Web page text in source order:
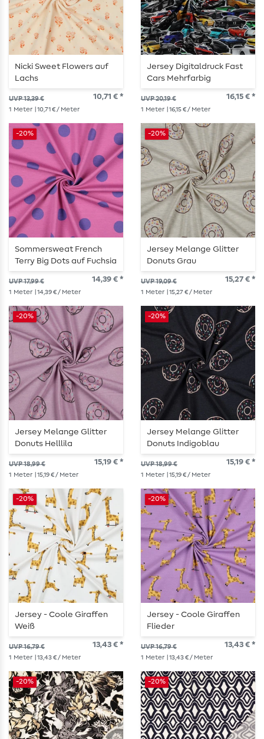
Nicki Sweet Flowers auf
Lachs
UVP 13,39 € 10,71 € *
1 Meter | 10,71 € / Meter
Jersey Digitaldruck Fast
Cars Mehrfarbig
UVP 20,19 € 16,15 € *
1 Meter | 16,15 € / Meter
-20%
Sommersweat French
Terry Big Dots auf Fuchsia
UVP 17,99 € 14,39 € *
1 Meter | 14,39 € / Meter
-20%
Jersey Melange Glitter
Donuts Grau
UVP 19,09 € 15,27 € *
1 Meter | 15,27 € / Meter
-20%
Jersey Melange Glitter
Donuts Helllila
UVP 18,99 € 15,19 € *
1 Meter | 15,19 € / Meter
-20%
Jersey Melange Glitter
Donuts Indigoblau
UVP 18,99 € 15,19 € *
1 Meter | 15,19 € / Meter
-20%
Jersey - Coole Giraffen
Weiß
UVP 16,79 € 13,43 € *
1 Meter | 13,43 € / Meter
-20%
Jersey - Coole Giraffen
Flieder
UVP 16,79 € 13,43 € *
1 Meter | 13,43 € / Meter
-20% -20%